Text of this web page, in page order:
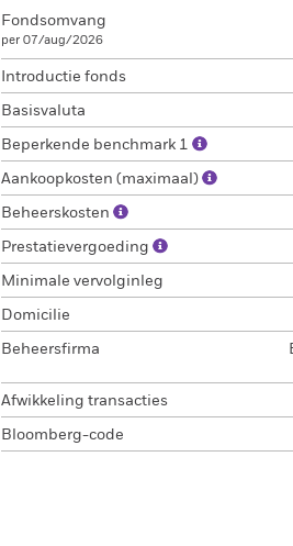
Fondsomvang
per 07/aug/2026
Introductie fonds
Basisvaluta
Beperkende benchmark 1
Aankoopkosten (maximaal)
Beheerskosten
Prestatievergoeding
Minimale vervolginleg
Domicilie
Beheersfirma
Afwikkeling transacties
Bloomberg-code